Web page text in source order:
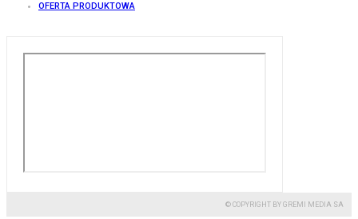
OFERTA PRODUKTOWA
© COPYRIGHT BY GREMI MEDIA SA